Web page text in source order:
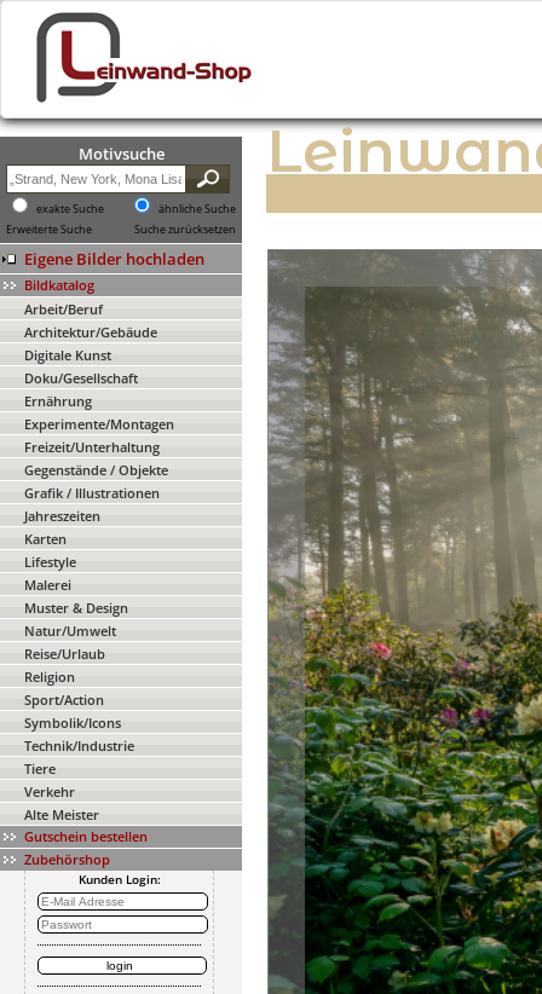
Motivsuche
exakte Suche
ähnliche Suche
Erweiterte Suche
Suche zurücksetzen
Eigene Bilder hochladen
Bildkatalog
Arbeit/Beruf
Architektur/Gebäude
Digitale Kunst
Doku/Gesellschaft
Ernährung
Experimente/Montagen
Freizeit/Unterhaltung
Gegenstände / Objekte
Grafik / Illustrationen
Jahreszeiten
Karten
Lifestyle
Malerei
Muster & Design
Natur/Umwelt
Reise/Urlaub
Religion
Sport/Action
Symbolik/Icons
Technik/Industrie
Tiere
Verkehr
Alte Meister
Gutschein bestellen
Zubehörshop
Kunden Login: